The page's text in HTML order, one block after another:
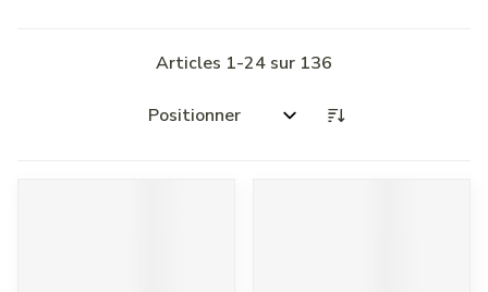
Articles 1-24 sur 136
Trier par: